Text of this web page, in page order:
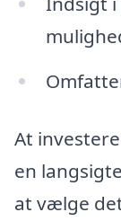
At
en
at vælge